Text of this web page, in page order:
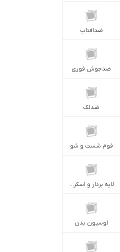
ضدافتاب
ضدجوش فوری
ضدلک
فوم شست و شو
لایه بردار و اسکراب
لوسیون بدن